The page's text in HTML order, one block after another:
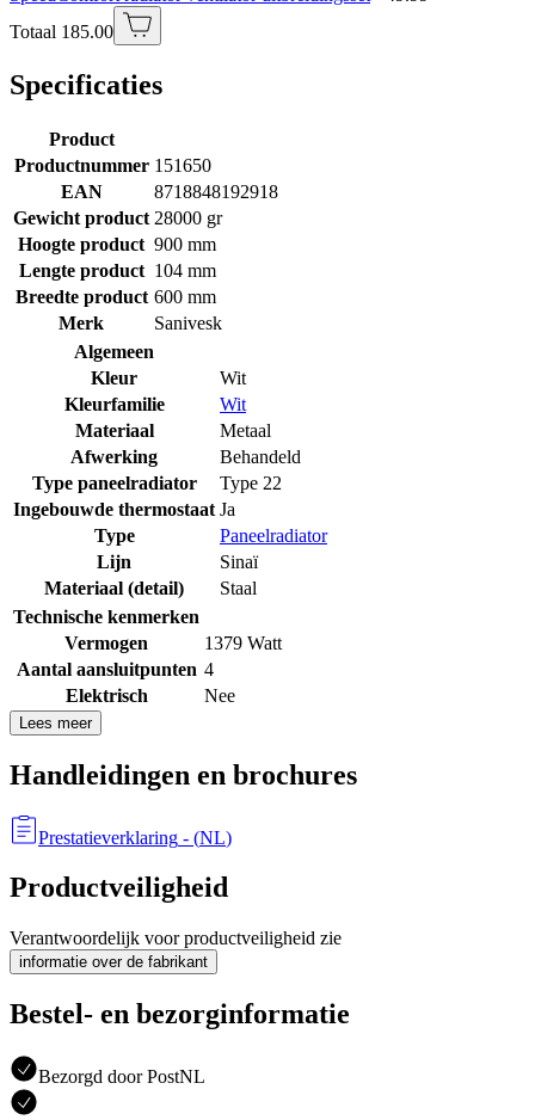
Totaal 185.00
Specificaties
Product
Productnummer 151650
EAN
8718848192918
Gewicht product 28000 gr
Hoogte product 900 mm
Lengte product 104 mm
Breedte product 600 mm
Merk
Sanivesk
Algemeen
Kleur
Wit
Kleurfamilie
Wit
Materiaal
Metaal
Afwerking
Behandeld
Type paneelradiator
Type 22
Ingebouwde thermostaat Ja
Type
Paneelradiator
Lijn
Sinaï
Materiaal (detail)
Staal
Technische kenmerken
Vermogen
1379 Watt
Aantal aansluitpunten 4
Elektrisch
Nee
Lees meer
Handleidingen en brochures
Prestatieverklaring - (NL)
Productveiligheid
Verantwoordelijk voor productveiligheid zie
informatie over de fabrikant
Bestel- en bezorginformatie
Bezorgd door PostNL